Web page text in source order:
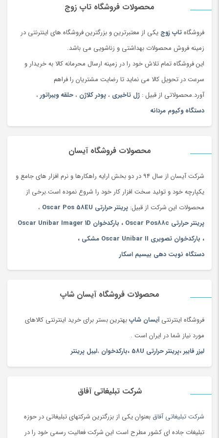
محصولات فروشگاه تاپ زوج
فروشگاهتاپ زوج یکی از معتبرترین و بزرگترین فروشگاه های اینترنتی در
زمینه فروش محصولات بهداشتی و زناشویی می باشد.
این فروشگاه تمام تلاش خود را در زمینه ارسال محرمانه کالا به خریدار و
سرعت در تحویل کالا می نماید تا رضایت مشتریان را فراهم
آورد.محصولاتی از قبیل : ژل تاخیری ، پودر کلاژن ، حلقه ویبراتور ،
دستگاه وکیوم مردانه
محصولات فروشگاه آیسان
شرکت آیسان از سال 94 در دو بخش ارایه راهکارها و نرم افزار های جامع و
یکپارچه خود و تولید سخت افزار کار خود را شروع نموده است.برخی از
محصولات این شرکت از قبیل: پرینتر حرارتی Oscar Pos 58EU
،
پرینتر حرارتی Oscar Pos88c
، بارکدخوان Oscar Unibar Imager 1D
، بارکدخوان تصویری Oscar Unibar II مشکی
،
دستگاه نوبت دهی بیسیم اسکار
محصولات فروشگاه آیسان شاپ
فروشگاه اینترنتیآیسان شاپبهترین بستر برای خرید اینترنتی کالاهای
مورد نیاز شما در ایران است .
لیزر فایبر،پرینتر حرارتی 58U ،بارکدخوان ،لیبل پرینتر
شرکت تبلیغاتی آفاق
شرکت تبلیغاتی آفاق بعنوان یکی از بزرگترین شرکتهای تبلیغاتی در حوزه
تبلیغات جاده ای کشور مطرح است این شرکت فعالیت رسمی خود را در
و فلز مذاب اطراف دیواره سوراخ با سرعت پیشروی پرتو نور پیشرو
شکاف باقی مانده را پر کرده و متراکم می شود و در نتیجه جوش
ایجاد می شود.
جوشکاری لیزری
یک فرآیند جوشکاری ذوبی با چگالی بالا است که
دارای ویژگی‌های سرعت جوشکاری سریع، کیفیت جوش بالا، تغییر
شکل جوش کوچک، محدوده کاربرد گسترده و انعطاف‌پذیری است و
می‌تواند جوشکاری با ظرفیت بسیار خودکار را تحقق
مانند هوافضا، خودرو، الکترونیک، قالب و قالب، بازسازی ابزار،
فولاد ضد زنگ، صنایع دستی، ساخت مبلمان، قطعات فلزی، قطعات
دقیق و بسیاری از صنایع دیگر.
دستگاه جوش لیزریچیست؟
دستگاه جوش لیزری
، نسل جدید تجهیزات جوشکاری پرتو لیزر با
جوش بدون تماس. اجزای اصلی لیزرهای فیبر، چیلرهای صنعتی،
جوشکاری افزودنی مجهز کرد. ناحیه تحت تاثیر حرارت در حین
عمق جوش زیاد و جوش محکم است. این می تواند به راحتی
جوش پشته ای، جوش آب بندی، جوش درز و غیره را با عملکرد
بدون مواد مصرفی و غیره تکمیل کند. جایگزینی روش های سنتی
جوشکاری محافظ گاز.